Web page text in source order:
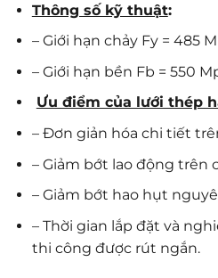
Thông số kỹ thuật:
– Giới hạn chảy Fy = 485
– Giới hạn bền Fb = 550
Ưu điểm của lưới thép
– Đơn giản hóa chi tiết
– Giảm bớt lao động trên
– Giảm bớt hao hụt
– Thời gian lắp đặt và
thi công được rút ngắn.